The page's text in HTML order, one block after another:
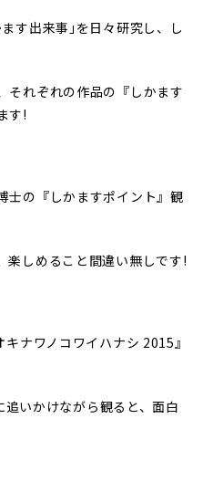
す出来事｣を日々研究し、し
それぞれの作品の『しかます
す!
士の『しかますポイント』観
楽しめること間違い無しです!
ナワノコワイハナシ 2015』
いかけながら観ると、面白